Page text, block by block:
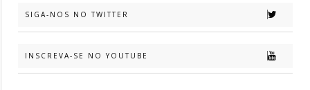
SIGA-NOS NO TWITTER
INSCREVA-SE NO YOUTUBE